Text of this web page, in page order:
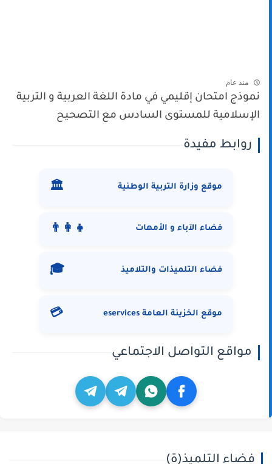
منذ عام
نموذج امتحان إقليمي في مادة اللغة العربية و التربية
الإسلامية للمستوى السادس مع التصحيح
روابط مفيدة
موقع وزارة التربية الوطنية 🏛️
فضاء الآباء و الأمهات 👨‍👩‍👧
فضاء التلميذات والتلاميذ 🎓
موقع الخزينة العامة eservices 💳
مواقع التواصل الاجتماعي
فضاء التلميذ(ة)